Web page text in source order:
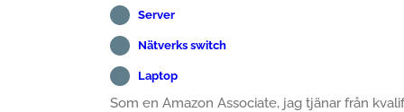
Server
Nätverks switch
Laptop
Som en Amazon Associate, jag tjänar från